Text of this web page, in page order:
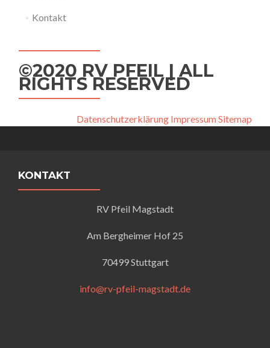
Kontakt
©2020 RV PFEIL | ALL
RIGHTS RESERVED
Datenschutzerklärung ImpressumSitemap
KONTAKT
RV Pfeil Magstadt
Am Bergheimer Hof 25
70499 Stuttgart
info@rv-pfeil-magstadt.de